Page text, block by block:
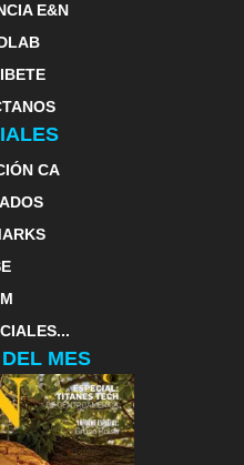
E&N
CA
MES